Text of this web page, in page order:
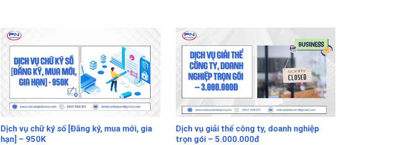
Dịch vụ chữ ký số [Đăng ký, mua mới, gia
hạn] – 950K
Dịch vụ giải thể công ty, doanh nghiệp
trọn gói – 5.000.000đ